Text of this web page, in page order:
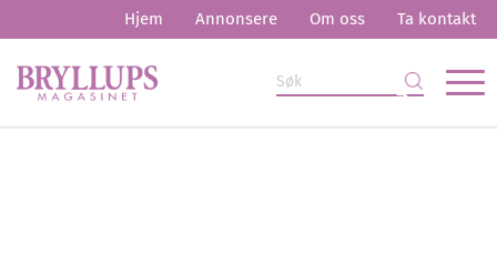
Hjem Annonsere Om oss Ta kontakt